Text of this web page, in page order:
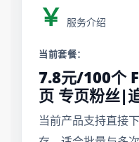
￥ 服务介绍
当前套餐：
7.8元/100个
页 专页粉丝|
当前产品支持直接